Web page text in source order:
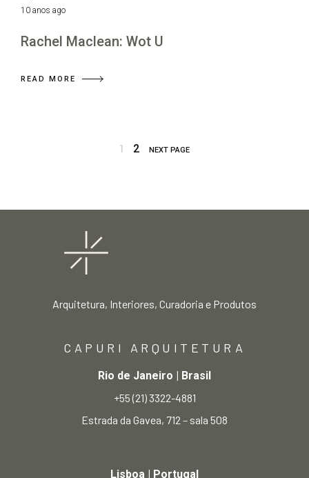
10 anos ago
Rachel Maclean: Wot U
READ MORE
1 2 NEXT PAGE
Arquitetura, Interiores, Curadoria e Produtos
CAPURI ARQUITETURA
Rio de Janeiro | Brasil
+55 (21) 3322-4881
Estrada da Gavea, 712 – sala 508
Lisboa | Portugal